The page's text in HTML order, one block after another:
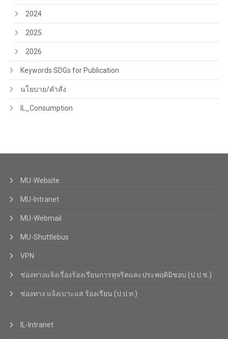
2024
2025
2026
Keywords SDGs for Publication
นโยบาย/คำสั่ง
IL_Consumption
MU-Website
MU-Intranet
MU-Webmail
MU-Shuttlebus
VPN
ช่องทางแจ้งเรื่องร้องเรียนการทุจริตและประพฤติมิชอบ (ป.ป.ช.)
ช่องทาง แจ้งเบาะแส ร้องเรียน (ป.ป.ท.)
IL-Intranet